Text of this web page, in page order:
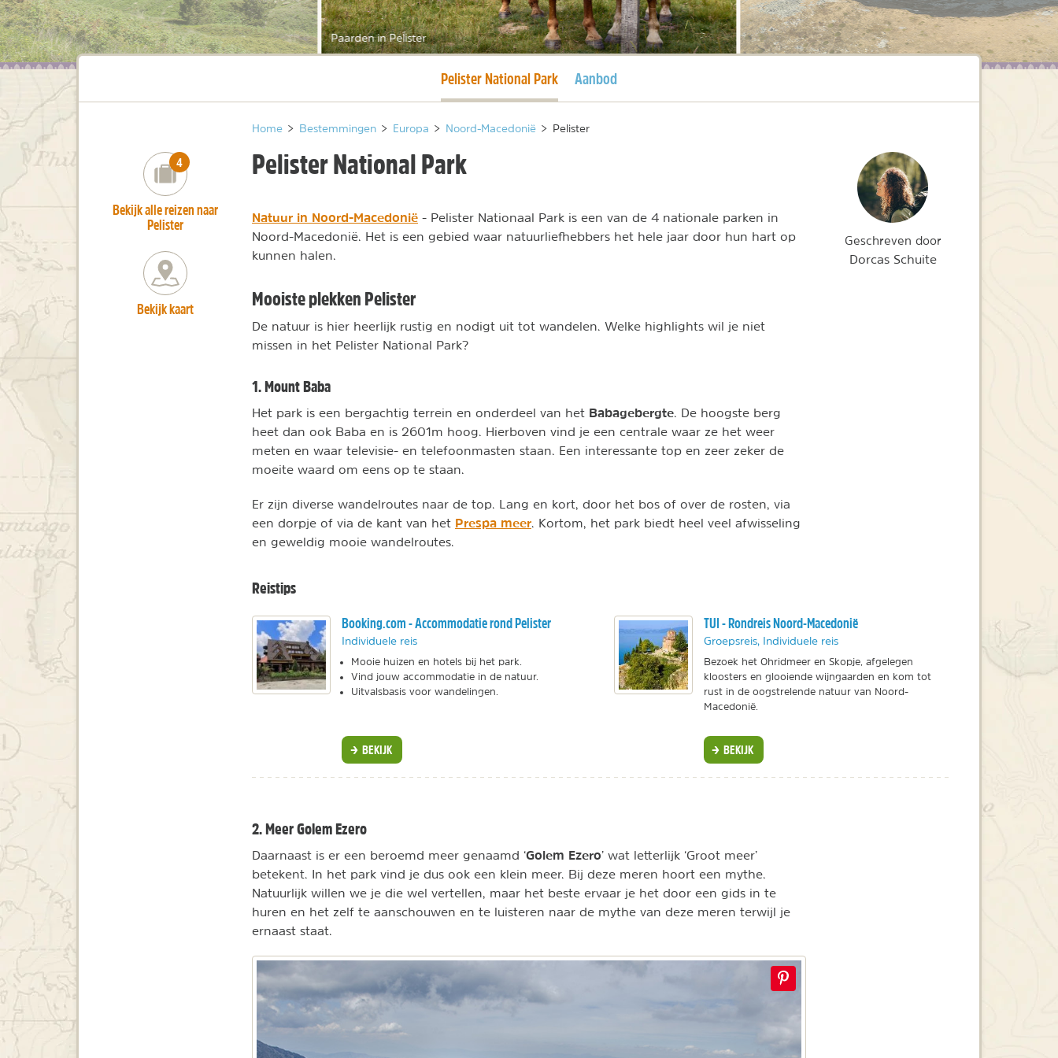
Paarden in Pelister
Huidige pagina
Pelister National Park Aanbod
Home > Bestemmingen > Europa > Noord-Macedonië > Pelister
Pelister National Park
Natuur in Noord-Macedonië - Pelister Nationaal Park is een van de 4 nationale parken in
Noord-Macedonië. Het is een gebied waar natuurliefhebbers het hele jaar door hun hart op
kunnen halen.
Mooiste plekken Pelister
De natuur is hier heerlijk rustig en nodigt uit tot wandelen. Welke highlights wil je niet
missen in het Pelister National Park?
1. Mount Baba
Het park is een bergachtig terrein en onderdeel van het Babagebergte. De hoogste berg
heet dan ook Baba en is 2601m hoog. Hierboven vind je een centrale waar ze het weer
meten en waar televisie- en telefoonmasten staan. Een interessante top en zeer zeker de
moeite waard om eens op te staan.
Er zijn diverse wandelroutes naar de top. Lang en kort, door het bos of over de rosten, via
een dorpje of via de kant van het Prespa meer. Kortom, het park biedt heel veel afwisseling
en geweldig mooie wandelroutes.
Reistips
Booking.com - Accommodatie rond Pelister
Individuele reis
Mooie huizen en hotels bij het park.
Vind jouw accommodatie in de natuur.
Uitvalsbasis voor wandelingen.
BEKIJK
TUI - Rondreis Noord-Macedonië
Groepsreis, Individuele reis
Bezoek het Ohridmeer en Skopje, afgelegen
kloosters en glooiende wijngaarden en kom tot
rust in de oogstrelende natuur van Noord-
Macedonië.
BEKIJK
2. Meer Golem Ezero
Daarnaast is er een beroemd meer genaamd ‘Golem Ezero’ wat letterlijk ‘Groot meer’
betekent. In het park vind je dus ook een klein meer. Bij deze meren hoort een mythe.
Natuurlijk willen we je die wel vertellen, maar het beste ervaar je het door een gids in te
huren en het zelf te aanschouwen en te luisteren naar de mythe van deze meren terwijl je
ernaast staat.
number_of_trips:
4
Bekijk alle reizen naar
Pelister
Bekijk kaart
Geschreven door
Dorcas Schuite